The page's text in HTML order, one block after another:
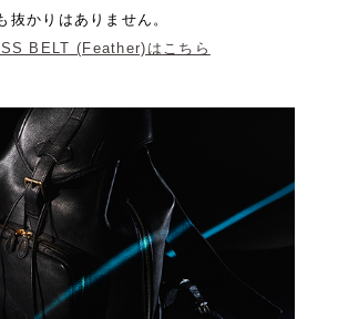
抜かりはありません。
BELT (Feather)はこちら